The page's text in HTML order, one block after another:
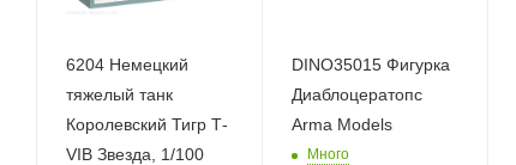
6204 Немецкий
тяжелый танк
Королевский Тигр Т-
VIB Звезда, 1/100
DINO35015 Фигурка
Диаблоцератопс
Arma Models
Много